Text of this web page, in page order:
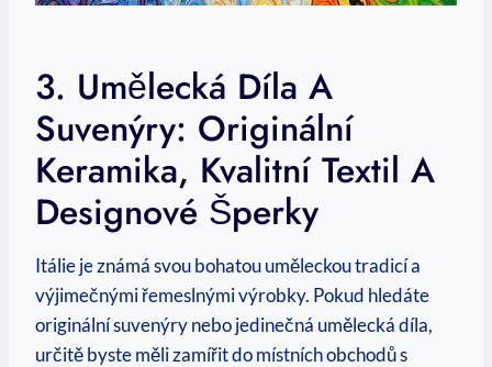
3. Umělecká Díla A
Suvenýry: Originální
Keramika, Kvalitní Textil A
Designové Šperky
Itálie je známá svou bohatou uměleckou tradicí a
výjimečnými řemeslnými výrobky. Pokud hledáte
originální suvenýry nebo jedinečná umělecká díla,
určitě byste měli zamířit do místních obchodů s